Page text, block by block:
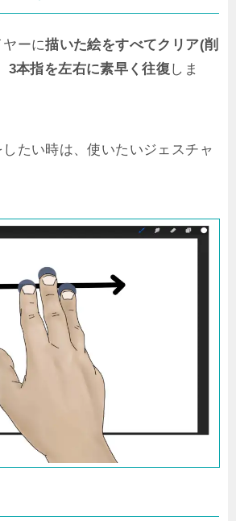
ヤーに描いた絵をすべてクリア(削
3本指を左右に素早く往復 しま
たい時は、使いたいジェスチャ